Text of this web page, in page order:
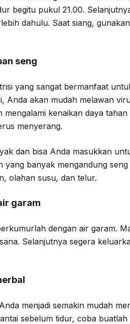
begitu pukul 21.00.
dahulu. Saat siang,
seng
yang sangat bermanfaat
Anda akan mudah melawan
mengalami kenaikan daya
menyerang.
dan bisa Anda masukkan
yang banyak mengandung
olahan susu, dan telur.
garam
dengan air garam.
Selanjutnya segera
menjadi semakin mudah
sebelum tidur, coba